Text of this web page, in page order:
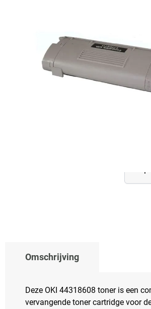
Op voorraad bij leverancier
Omschrijving
Deze OKI 44318608 toner is een
vervangende toner cartridge voor